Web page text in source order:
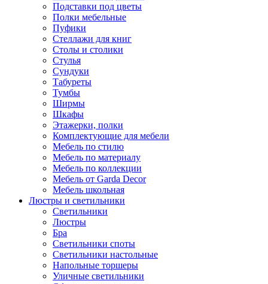
Подставки под цветы
Полки мебельные
Пуфики
Стеллажи для книг
Столы и столики
Стулья
Сундуки
Табуреты
Тумбы
Ширмы
Шкафы
Этажерки, полки
Комплектующие для мебели
Мебель по стилю
Мебель по материалу
Мебель по коллекции
Мебель от Garda Decor
Мебель школьная
Люстры и светильники
Светильники
Люстры
Бра
Светильники споты
Светильники настольные
Напольные торшеры
Уличные светильники